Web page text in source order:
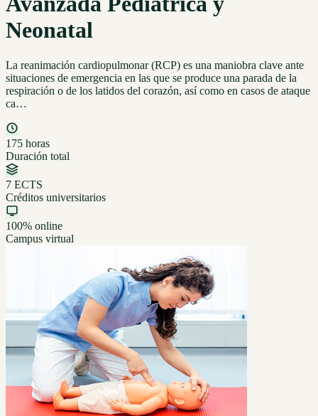
Neonatal
La reanimación cardiopulmonar (RCP) es una maniobra clave ante
situaciones de emergencia en las que se produce una parada de la
respiración o de los latidos del corazón, así como en casos de ataque
ca…
175 horas
Duración total
7 ECTS
Créditos universitarios
100% online
Campus virtual